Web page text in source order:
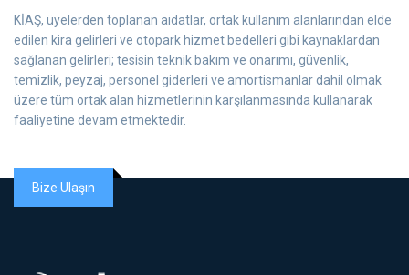
KİAŞ, üyelerden toplanan aidatlar, ortak kullanım alanlarından elde
edilen kira gelirleri ve otopark hizmet bedelleri gibi kaynaklardan
sağlanan gelirleri; tesisin teknik bakım ve onarımı, güvenlik,
temizlik, peyzaj, personel giderleri ve amortismanlar dahil olmak
üzere tüm ortak alan hizmetlerinin karşılanmasında kullanarak
faaliyetine devam etmektedir.
Bize Ulaşın